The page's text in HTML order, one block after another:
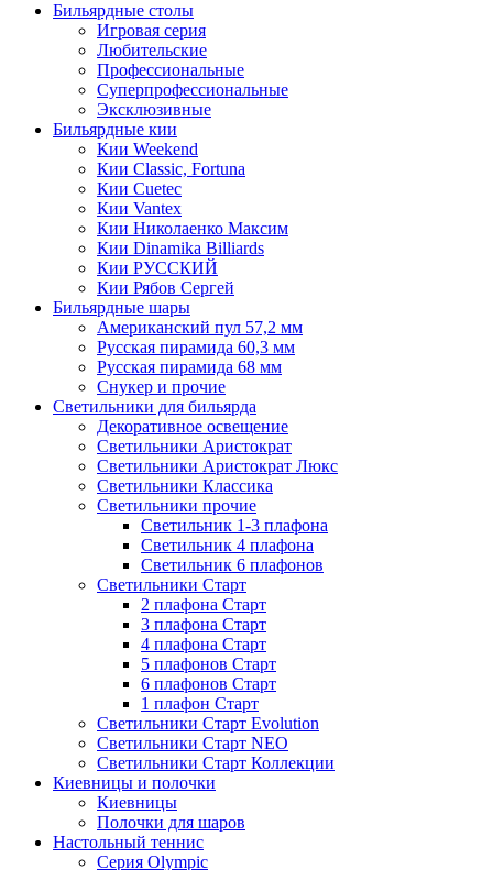
Бильярдные столы
Игровая серия
Любительские
Профессиональные
Суперпрофессиональные
Эксклюзивные
Бильярдные кии
Кии Weekend
Кии Classic, Fortuna
Кии Cuetec
Кии Vantex
Кии Николаенко Максим
Кии Dinamika Billiards
Кии РУССКИЙ
Кии Рябов Сергей
Бильярдные шары
Американский пул 57,2 мм
Русская пирамида 60,3 мм
Русская пирамида 68 мм
Снукер и прочие
Светильники для бильярда
Декоративное освещение
Светильники Аристократ
Светильники Аристократ Люкс
Светильники Классика
Светильники прочие
Светильник 1-3 плафона
Светильник 4 плафона
Светильник 6 плафонов
Светильники Старт
2 плафона Старт
3 плафона Старт
4 плафона Старт
5 плафонов Старт
6 плафонов Старт
1 плафон Старт
Светильники Старт Evolution
Светильники Старт NEO
Светильники Старт Коллекции
Киевницы и полочки
Киевницы
Полочки для шаров
Настольный теннис
Серия Olympic